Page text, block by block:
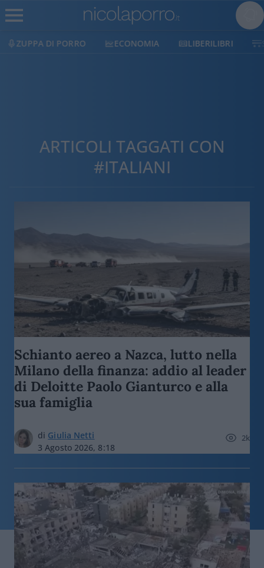
ECONOMIA LIBERILIBRI SHOP
ARTICOLI TAGGATI CON
#ITALIANI
Schianto aereo a Nazca, lutto nella
Milano della finanza: addio al leader
di Deloitte Paolo Gianturco e alla
sua famiglia
di Giulia Netti
3 Agosto 2026, 8:18
2k